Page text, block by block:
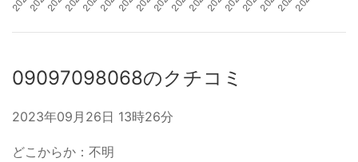
09097098068のクチコミ
2023年09月26日 13時26分
どこからか：不明